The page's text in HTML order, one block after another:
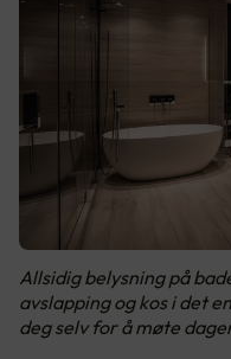
Allsidig belysning på
avslapping og kos i det
deg selv for å møte